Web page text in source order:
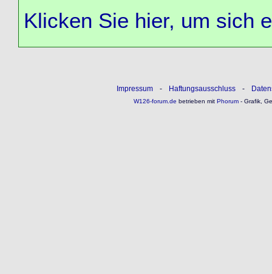
Klicken Sie hier, um sich
Impressum - Haftungsausschluss -
W126-forum.de betrieben mitPhorum- Grafik,